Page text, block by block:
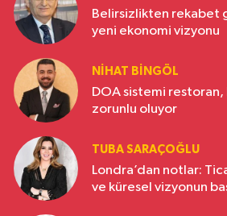
Belirsizlikten rekabet
yeni ekonomi vizyonu
NIHAT BINGÖL
DOA sistemi
zorunlu oluyor
TUBA SARAÇOĞLU
Londra’dan notlar:
ve küresel vizyonun